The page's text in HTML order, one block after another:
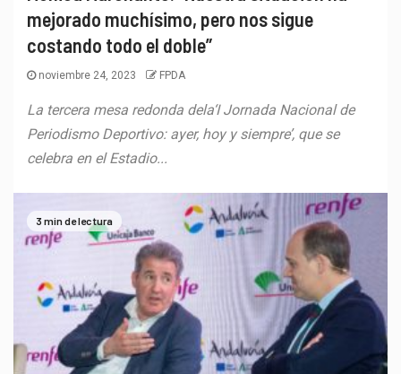
mejorado muchísimo, pero nos sigue
costando todo el doble”
noviembre 24, 2023 FPDA
La tercera mesa redonda dela‘I Jornada Nacional de
Periodismo Deportivo: ayer, hoy y siempre’, que se
celebra en el Estadio...
3 min de lectura